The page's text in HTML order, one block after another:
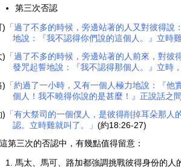
第三次否認
) 「過了不多的時候，旁邊站著的人又對彼得
說：『我不認得你們說的這個人。』立時雞
) 「過了不多的時候，旁邊站著的人前來，對
咒起誓地說：『我不認得那個人。』立時
) 「約過了一小時，又有一個人極力地說：『
人！我不曉得你說的是甚麼！』正說話之間
) 「有大祭司的一個僕人，是彼得削掉耳朵那
。立時雞就叫了。」(約18:26-27)
第三次的否認中，有幾點值得留意：
馬太、馬可、路加都強調挑戰彼得身份的人